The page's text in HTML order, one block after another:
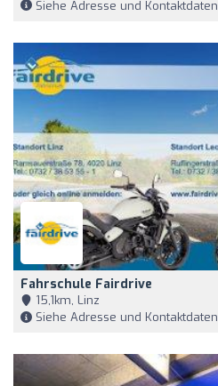
Siehe Adresse und Kontaktdaten
Fahrschule Fairdrive
15,1km, Linz
Siehe Adresse und Kontaktdaten